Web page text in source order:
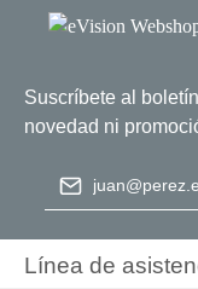
Suscríbete al
novedad ni
Dirección de
términos y
Línea de